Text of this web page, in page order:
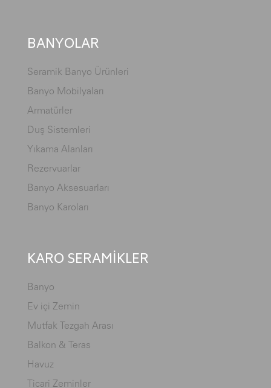
BANYOLAR
Seramik Banyo Ürünleri
Banyo Mobilyaları
Armatürler
Duş Sistemleri
Yıkama Alanları
Rezervuarlar
Banyo Aksesuarları
Banyo Karoları
KARO SERAMİKLER
Banyo
Ev içi Zemin
Mutfak Tezgah Arası
Balkon & Teras
Havuz
Ticari Zeminler